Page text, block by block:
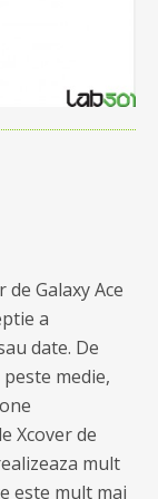
Galaxy Ace
a
date. De
medie,
Xcover de
mult
este mult mai